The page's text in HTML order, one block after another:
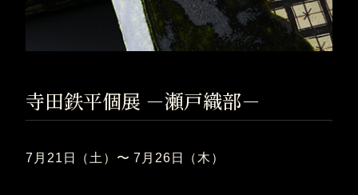
寺田鉄平個展 －瀬戸織部－
7月21日（土）〜 7月26日（木）